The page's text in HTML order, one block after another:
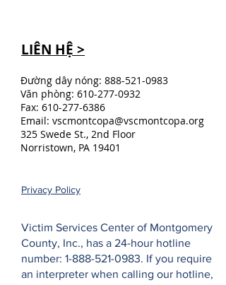
LIÊN HỆ >
Đường dây nóng: 888-521-0983
Văn phòng: 610-277-0932
Fax: 610-277-6386
Email: vscmontcopa@vscmontcopa.org
325 Swede St., 2nd Floor
Norristown, PA 19401
Privacy Policy
Victim Services Center of Montgomery
County, Inc., has a 24-hour hotline
number: 1-888-521-0983. If you require
an interpreter when calling our hotline,